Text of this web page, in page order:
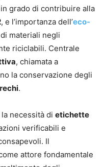
grado di contribuire alla
, e l’importanza dell’eco-
materiali negli
riciclabili. Centrale
, chiamata a
la conservazione degli
.
necessità di etichette
verificabili e
Il
attore fondamentale